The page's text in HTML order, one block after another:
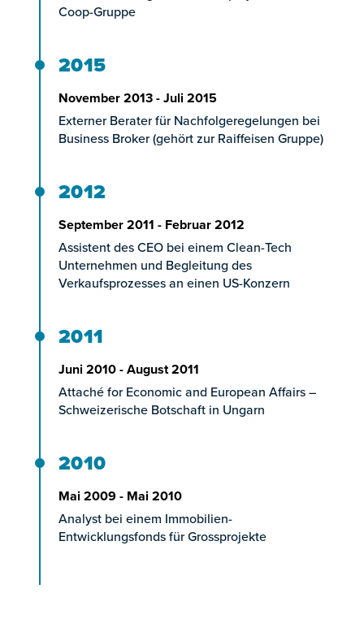
Coop-Gruppe
2015
November 2013 - Juli 2015
Externer Berater für Nachfolgeregelungen bei
Business Broker (gehört zur Raiffeisen Gruppe)
2012
September 2011 - Februar 2012
Assistent des CEO bei einem Clean-Tech
Unternehmen und Begleitung des
Verkaufsprozesses an einen US-Konzern
2011
Juni 2010 - August 2011
Attaché for Economic and European Affairs –
Schweizerische Botschaft in Ungarn
2010
Mai 2009 - Mai 2010
Analyst bei einem Immobilien-
Entwicklungsfonds für Grossprojekte